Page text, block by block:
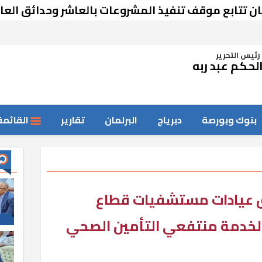
موقف تنفيذ المشروعات بالعاشر وحدائق العاشر
رئيس التحريرعبد ربه
بنوك وبورصة دبرياج البرلمان تقارير
عيادات مستشفيات قطاع
لخدمة منتفعي التأمين الصحي